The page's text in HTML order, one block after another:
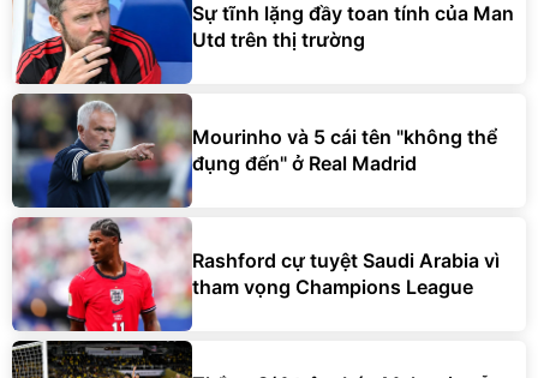
Sự tĩnh lặng đầy toan tính của Man
Utd trên thị trường
Mourinho và 5 cái tên "không thể
đụng đến" ở Real Madrid
Rashford cự tuyệt Saudi Arabia vì
tham vọng Champions League